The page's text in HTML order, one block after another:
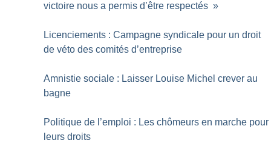
victoire nous a permis d’être respectés »
Licenciements : Campagne syndicale pour un droit
de véto des comités d’entreprise
Amnistie sociale : Laisser Louise Michel crever au
bagne
Politique de l’emploi : Les chômeurs en marche pour
leurs droits